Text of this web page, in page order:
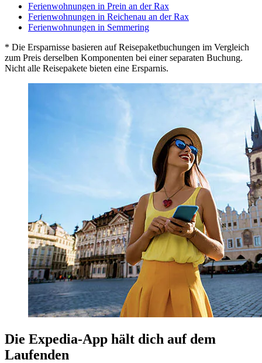
Ferienwohnungen in Prein an der Rax
Ferienwohnungen in Reichenau an der Rax
Ferienwohnungen in Semmering
* Die Ersparnisse basieren auf Reisepaketbuchungen im Vergleich
zum Preis derselben Komponenten bei einer separaten Buchung.
Nicht alle Reisepakete bieten eine Ersparnis.
Die Expedia-App hält dich auf dem
Laufenden